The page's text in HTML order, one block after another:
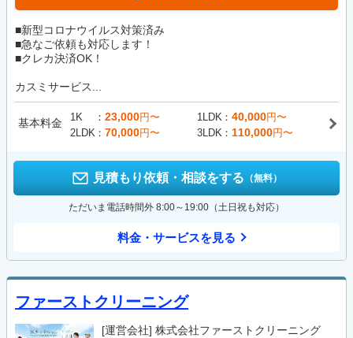
■新型コロナウイルス対策済み
■急なご依頼も対応します！
■クレカ決済OK！
カスミサービス...
基本料金 1K 23,000円〜 1LDK 40,000円〜
2LDK
70,000円〜 3LDK 110,000円〜
見積もり依頼・相談をする （無料）
ただいま電話時間外 8:00～19:00（土日祝も対応）
料金・サービスを見る
ファーストクリーニング
[運営会社] 株式会社ファーストクリーニング